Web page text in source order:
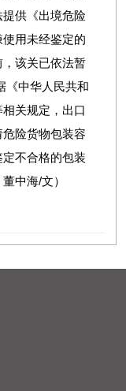
供《出境危险
用未经鉴定的
该关已依法暂
中华人民共和
关规定，出口
险货物包装容
不合格的包装
中海/文）